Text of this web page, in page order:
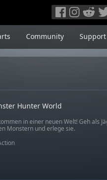
Community Support
Hunter World
in einer neuen Welt! Geh als
Monstern und erlege sie.